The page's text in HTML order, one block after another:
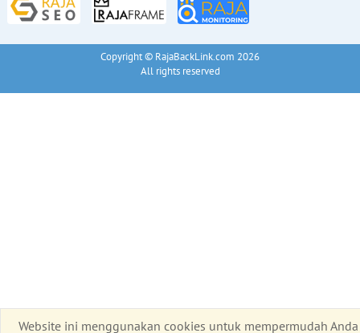
Copyright © RajaBackLink.com 2026
All rights reserved
Website ini menggunakan cookies untuk mempermudah Anda